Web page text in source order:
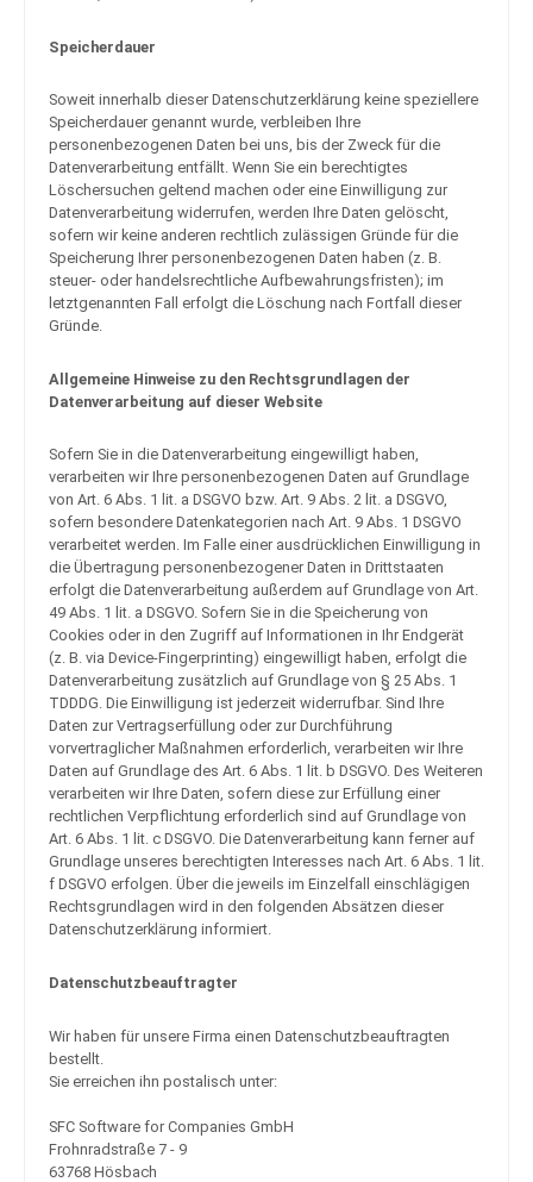
Speicherdauer
Soweit innerhalb dieser Datenschutzerklärung keine speziellere
Speicherdauer genannt wurde, verbleiben Ihre
personenbezogenen Daten bei uns, bis der Zweck für die
Datenverarbeitung entfällt. Wenn Sie ein berechtigtes
Löschersuchen geltend machen oder eine Einwilligung zur
Datenverarbeitung widerrufen, werden Ihre Daten gelöscht,
sofern wir keine anderen rechtlich zulässigen Gründe für die
Speicherung Ihrer personenbezogenen Daten haben (z. B.
steuer- oder handelsrechtliche Aufbewahrungsfristen); im
letztgenannten Fall erfolgt die Löschung nach Fortfall dieser
Gründe.
Allgemeine Hinweise zu den Rechtsgrundlagen der
Datenverarbeitung auf dieser Website
Sofern Sie in die Datenverarbeitung eingewilligt haben,
verarbeiten wir Ihre personenbezogenen Daten auf Grundlage
von Art. 6 Abs. 1 lit. a DSGVO bzw. Art. 9 Abs. 2 lit. a DSGVO,
sofern besondere Datenkategorien nach Art. 9 Abs. 1 DSGVO
verarbeitet werden. Im Falle einer ausdrücklichen Einwilligung in
die Übertragung personenbezogener Daten in Drittstaaten
erfolgt die Datenverarbeitung außerdem auf Grundlage von Art.
49 Abs. 1 lit. a DSGVO. Sofern Sie in die Speicherung von
Cookies oder in den Zugriff auf Informationen in Ihr Endgerät
(z. B. via Device-Fingerprinting) eingewilligt haben, erfolgt die
Datenverarbeitung zusätzlich auf Grundlage von § 25 Abs. 1
TDDDG. Die Einwilligung ist jederzeit widerrufbar. Sind Ihre
Daten zur Vertragserfüllung oder zur Durchführung
vorvertraglicher Maßnahmen erforderlich, verarbeiten wir Ihre
Daten auf Grundlage des Art. 6 Abs. 1 lit. b DSGVO. Des Weiteren
verarbeiten wir Ihre Daten, sofern diese zur Erfüllung einer
rechtlichen Verpflichtung erforderlich sind auf Grundlage von
Art. 6 Abs. 1 lit. c DSGVO. Die Datenverarbeitung kann ferner auf
Grundlage unseres berechtigten Interesses nach Art. 6 Abs. 1 lit.
f DSGVO erfolgen. Über die jeweils im Einzelfall einschlägigen
Rechtsgrundlagen wird in den folgenden Absätzen dieser
Datenschutzerklärung informiert.
Datenschutz­beauftragter
Wir haben für unsere Firma einen Datenschutzbeauftragten
bestellt.
Sie erreichen ihn postalisch unter:
SFC Software for Companies GmbH
Frohnradstraße 7 - 9
63768 Hösbach